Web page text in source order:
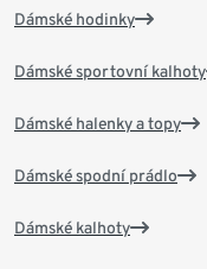
Dámské hodinky
Dámské sportovní kalhoty
Dámské halenky a topy
Dámské spodní prádlo
Dámské kalhoty